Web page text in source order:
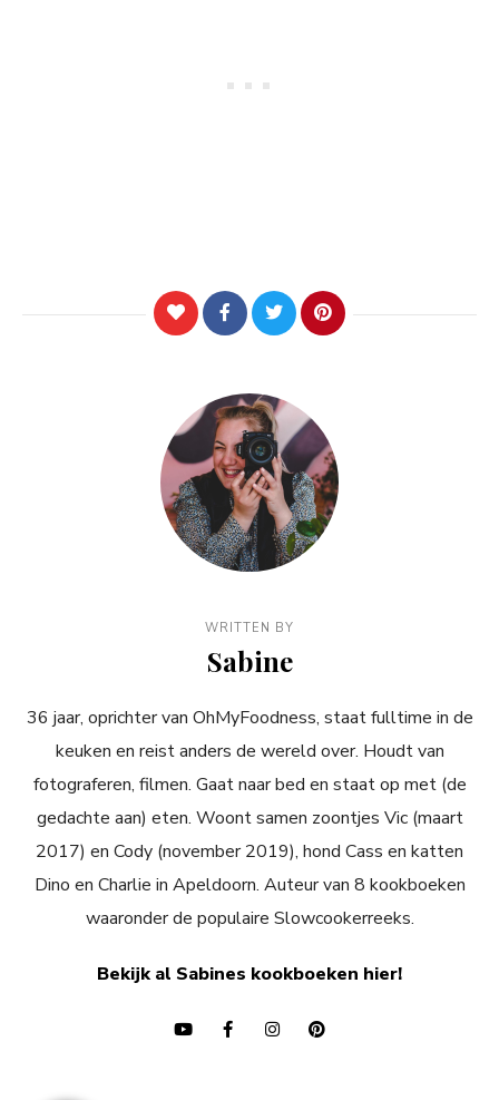
WRITTEN BY
Sabine
36 jaar, oprichter van OhMyFoodness, staat fulltime in de
keuken en reist anders de wereld over. Houdt van
fotograferen, filmen. Gaat naar bed en staat op met (de
gedachte aan) eten. Woont samen zoontjes Vic (maart
2017) en Cody (november 2019), hond Cass en katten
Dino en Charlie in Apeldoorn. Auteur van 8 kookboeken
waaronder de populaire Slowcookerreeks.
Bekijk al Sabines kookboeken hier!